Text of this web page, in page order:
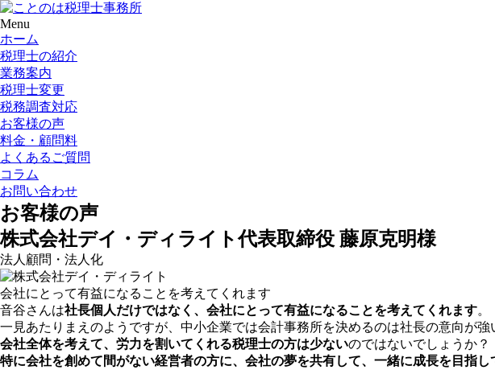
Menu
ホーム
税理士の紹介
業務案内
税理士変更
税務調査対応
お客様の声
料金・顧問料
よくあるご質問
コラム
お問い合わせ
お客様の声
株式会社デイ・ディライト代表取締役 藤原克明様
法人顧問・法人化
会社にとって有益になることを考えてくれます
音谷さんは社長個人だけではなく、会社にとって有益になることを考えてくれます。
一見あたりまえのようですが、中小企業では会計事務所を決めるのは社長の意向が強
会社全体を考えて、労力を割いてくれる税理士の方は少ないのではないでしょうか？
特に会社を創めて間がない経営者の方に、会社の夢を共有して、一緒に成長を目指し